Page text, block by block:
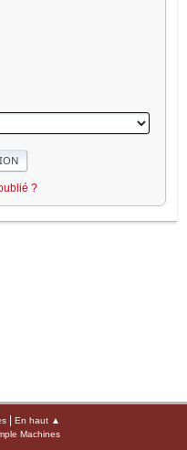
?
| En haut ▲
Machines